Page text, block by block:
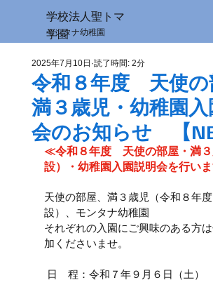
学校法人聖トマ
学園
モンタナ幼稚園
令和８年度 天使の
満３歳児・幼稚園
会のお知らせ 【
2025年7月10日 読了時間: 2分
≪令和８年度　天使の部屋・満
設）・幼稚園入園説明会を行い
天使の部屋、満３歳児（令和８年
設）、モンタナ幼稚園
それぞれの入園にご興味のある方
加くださいませ。
日　程：令和７年９月６日（土）